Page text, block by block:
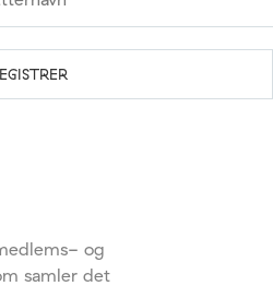
og
samler det